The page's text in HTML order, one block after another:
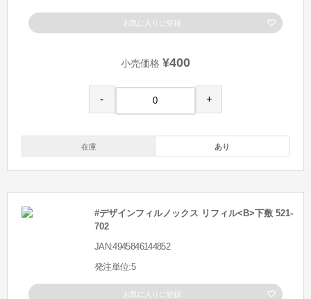
お気に入りに登録
小売価格 ¥400
- +
在庫 あり
#デザインフィルノックス リフィル<B>下敷 521-
702
JAN:4945846144852
発注単位:5
お気に入りに登録